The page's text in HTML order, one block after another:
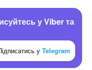
у Viber та
у Telegram